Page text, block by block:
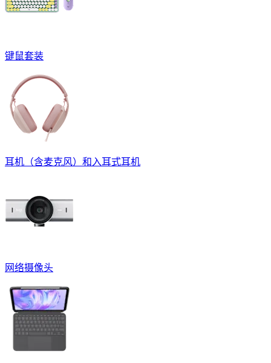
键鼠套装
耳机（含麦克风）和入耳式耳机
网络摄像头